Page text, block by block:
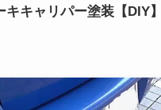
キャリパー塗装【DIY】